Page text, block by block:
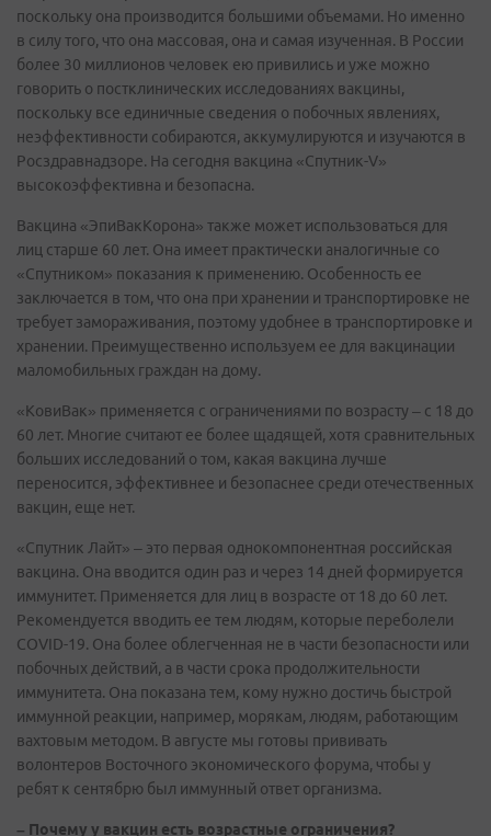
поскольку она производится большими объемами. Но именно
в силу того, что она массовая, она и самая изученная. В России
более 30 миллионов человек ею привились и уже можно
говорить о постклинических исследованиях вакцины,
поскольку все единичные сведения о побочных явлениях,
неэффективности собираются, аккумулируются и изучаются в
Росздравнадзоре. На сегодня вакцина «Спутник-V»
высокоэффективна и безопасна.
Вакцина «ЭпиВакКорона» также может использоваться для
лиц старше 60 лет. Она имеет практически аналогичные со
«Спутником» показания к применению. Особенность ее
заключается в том, что она при хранении и транспортировке не
требует замораживания, поэтому удобнее в транспортировке и
хранении. Преимущественно используем ее для вакцинации
маломобильных граждан на дому.
«КовиВак» применяется с ограничениями по возрасту – с 18 до
60 лет. Многие считают ее более щадящей, хотя сравнительных
больших исследований о том, какая вакцина лучше
переносится, эффективнее и безопаснее среди отечественных
вакцин, еще нет.
«Спутник Лайт» – это первая однокомпонентная российская
вакцина. Она вводится один раз и через 14 дней формируется
иммунитет. Применяется для лиц в возрасте от 18 до 60 лет.
Рекомендуется вводить ее тем людям, которые переболели
COVID-19. Она более облегченная не в части безопасности или
побочных действий, а в части срока продолжительности
иммунитета. Она показана тем, кому нужно достичь быстрой
иммунной реакции, например, морякам, людям, работающим
вахтовым методом. В августе мы готовы прививать
волонтеров Восточного экономического форума, чтобы у
ребят к сентябрю был иммунный ответ организма.
– Почему у вакцин есть возрастные ограничения?